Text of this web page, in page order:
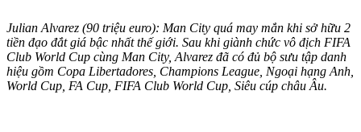
Julian Alvarez (90 triệu euro): Man City quá may mắn khi sở hữu 2
tiền đạo đắt giá bậc nhất thế giới. Sau khi giành chức vô địch FIFA
Club World Cup cùng Man City, Alvarez đã có đủ bộ sưu tập danh
hiệu gồm Copa Libertadores, Champions League, Ngoại hạng Anh,
World Cup, FA Cup, FIFA Club World Cup, Siêu cúp châu Âu.